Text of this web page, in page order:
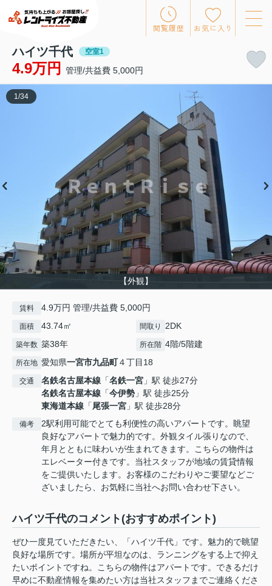
閲覧履歴 お気に入り
ハイツ千代 空室1
4.9万円 管理/共益費 5,000円
【外観】
1 /34
賃料 4.9万円 管理/共益費 5,000円
面積 43.74㎡ 間取り 2DK
築年数 築38年 所在階 4階/5階建
所在地 愛知県一宮市九品町４丁目18
交通 名鉄名古屋本線 「名鉄一宮 」駅 徒歩27分
名鉄名古屋本線 「今伊勢 」駅 徒歩25分
東海道本線 「尾張一宮 」駅 徒歩28分
備考
2駅利用可能でとても利便性の高いアパートです。眺望
良好なアパートで魅力的です。外観タイル張りなので、
年月とともに味わいが生まれてきます。こちらの物件は
エレベーター付きです。当社スタッフが地域の賃貸情報
をご提供いたします。お客様のこだわりやご要望などご
ざいましたら、お気軽に当社へお問い合わせ下さい。
ハイツ千代のコメント(おすすめポイント)
ぜひ一度見ていただきたい、「ハイツ千代」です。魅力的で眺望
良好な場所です。場所が平坦なのは、ランニングをする上で抑え
たいポイントですね。こちらの物件はアパートです。できるだけ
早めに不動産情報を集めたい方は当社スタッフまでご連絡くださ